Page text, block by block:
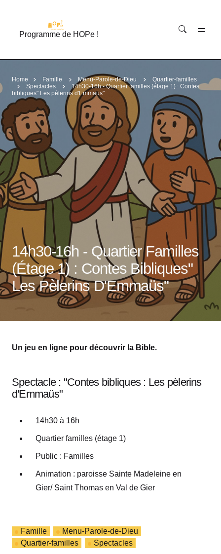
Programme de HOPe !
Home Famille Menu-Parole-de-Dieu
Quartier-familles
Spectacles
14h30-16h - Quartier familles (étage 1) : Contes
bibliques" Les pèlerins d'Emmaüs"
14h30-16h - Quartier Familles
(étage 1) : Contes Bibliques"
Les Pèlerins D'Emmaüs"
Un jeu en ligne pour découvrir la Bible.
Spectacle : "Contes bibliques : Les pèlerins
d'Emmaüs"
14h30 à 16h
Quartier familles (étage 1)
Public : Familles
Animation : paroisse Sainte Madeleine en
Gier/ Saint Thomas en Val de Gier
Famille
Menu-Parole-de-Dieu
Quartier-familles
Spectacles